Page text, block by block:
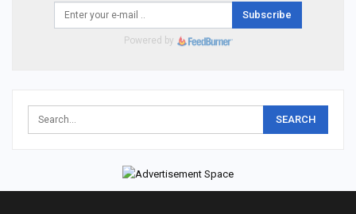
Subscribe
Powered by